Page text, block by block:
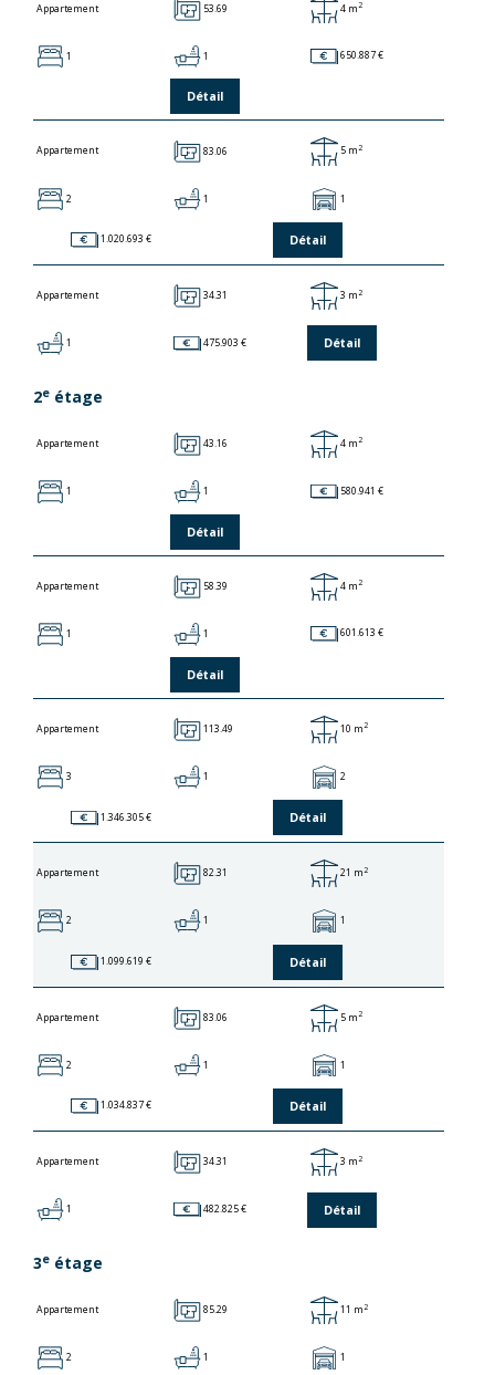
Appartement 53.69 4 m2
1 1 650.887 €
Détail
Appartement 83.06 5 m2
2 1 1
1.020.693 € Détail
Appartement 34.31 3 m 2
1 475.903 € Détail
2e étage
Appartement 43.16 4 m2
1 1 580.941 €
Détail
Appartement 58.39 4 m2
1 1 601.613 €
Détail
Appartement 113.49 10 m2
3 1 2
1.346.305 € Détail
Appartement 82.31 21 m 2
2 1 1
1.099.619 € Détail
Appartement 83.06 5 m2
2 1 1
1.034.837 € Détail
Appartement 34.31 3 m 2
1 482.825 € Détail
3e étage
Appartement 85.29 11 m 2
2 1 1